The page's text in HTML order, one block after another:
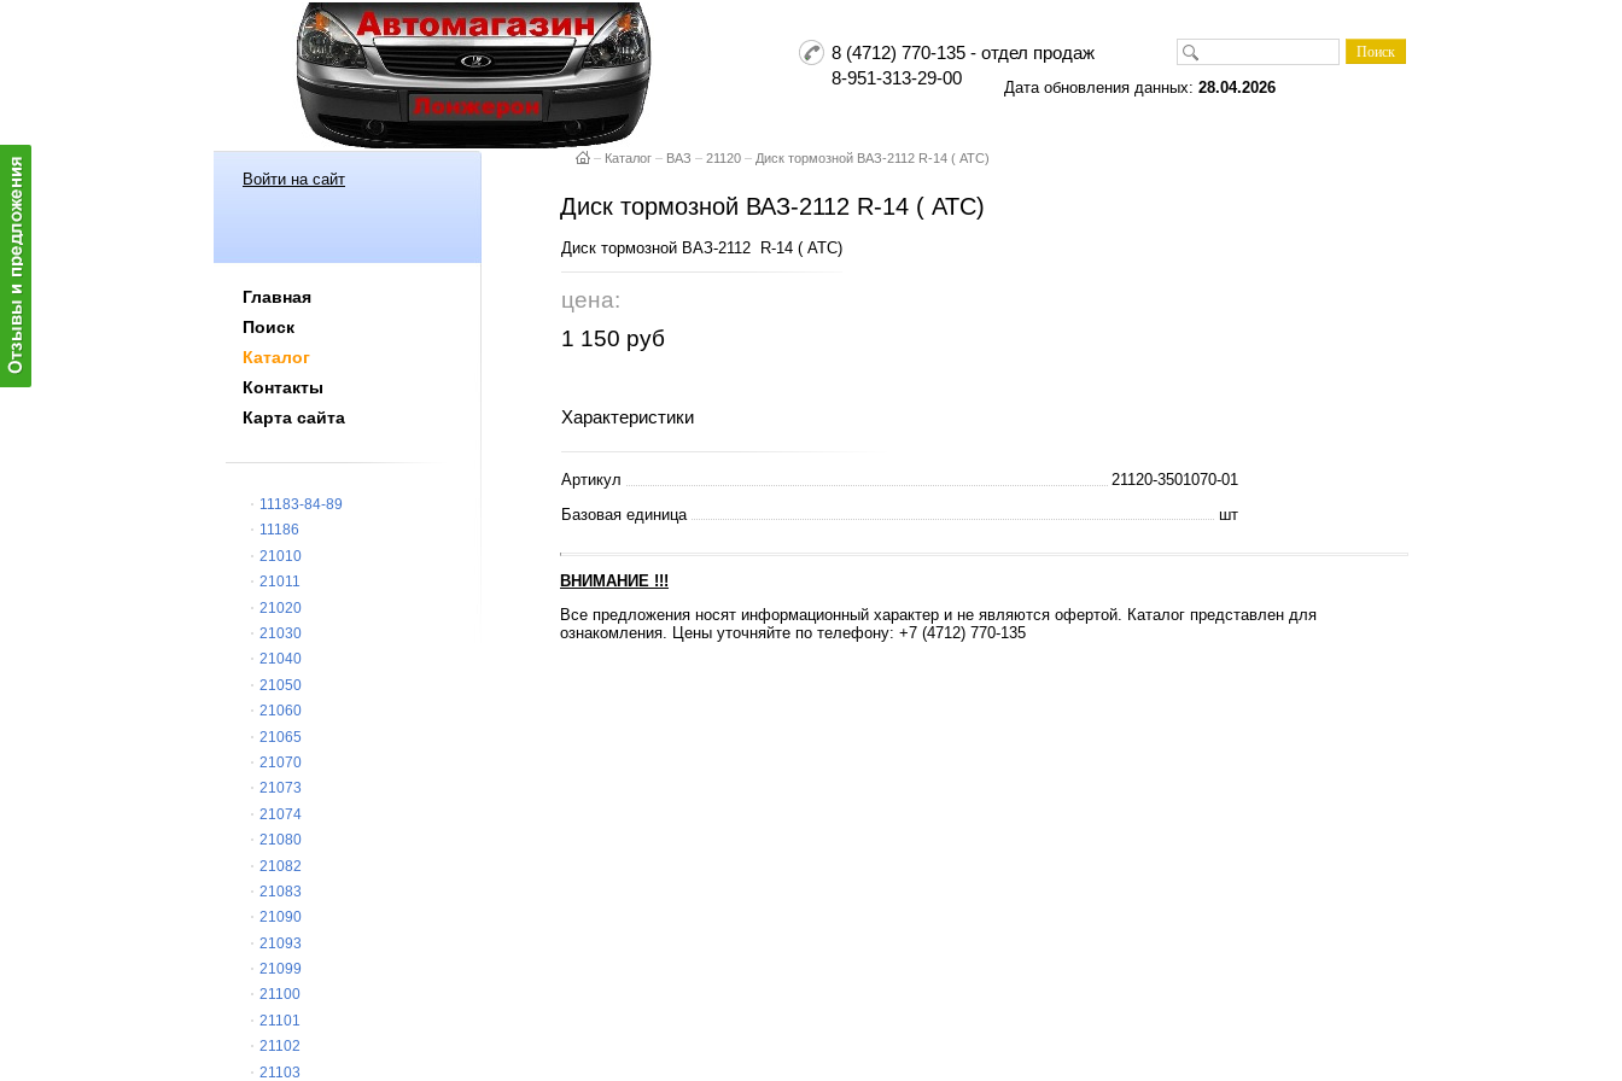
8 (4712) 770-135 - отдел продаж
8-951-313-29-00
Дата обновления данных: 28.04.2026
Войти на сайт
Главная
Поиск
Каталог
Контакты
Карта сайта
11183-84-89
11186
21010
21011
21020
21030
21040
21050
21060
21065
21070
21073
21074
21080
21082
21083
21090
21093
21099
21100
21101
21102
21103
– Каталог – ВАЗ – 21120 – Диск тормозной ВАЗ-2112 R-14 ( АТС)
Диск тормозной ВАЗ-2112 R-14 ( АТС)
Диск тормозной ВАЗ-2112 R-14 ( АТС)
цена:
1 150 руб
Характеристики
Артикул
21120-3501070-01
Базовая единица
шт
ВНИМАНИЕ !!!
Все предложения носят информационный характер и не являются офертой. Каталог представлен для
ознакомления. Цены уточняйте по телефону: +7 (4712) 770-135